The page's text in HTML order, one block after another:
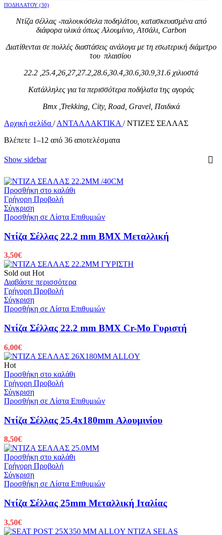
ΠΟΔΗΛΑΤΟΥ (30)
Ντίζa σέλλας -παλουκόσελα ποδηλάτου, κατασκευασμένα από
διάφορα υλικά όπως Αλουμίνιο, Ατσάλι, Carbon
Διατίθενταισε πολλές διαστάσεις ανάλογα με τη εσωτερική διάμετρο
του πλαισίου
22.2 ,25.4,26,27,27.2,28.6,30.4,30.6,30.9,31.6 χιλιοστά
Κατάλληλες για τα περισσότερα ποδήλατα της αγοράς
Bmx ,Trekking, City, Road, Gravel, Παιδικά
Αρχική σελίδα / ΑΝΤΑΛΛΑΚΤΙΚΑ / ΝΤΙΖΕΣ ΣΕΛΛΑΣ
Βλέπετε 1–12 από 36 αποτελέσματα
Show sidebar
Προσθήκη στο καλάθι
Γρήγορη Προβολή
Σύγκριση
Προσθήκη σε Λίστα Επιθυμιών
Ντίζα Σέλλας 22.2 mm BMX Μεταλλική
3,50€
Sold out Hot
Διαβάστε περισσότερα
Γρήγορη Προβολή
Σύγκριση
Προσθήκη σε Λίστα Επιθυμιών
Ντίζα Σέλλας 22.2 mm BMX Cr-Mo Γυριστή
6,00€
Hot
Προσθήκη στο καλάθι
Γρήγορη Προβολή
Σύγκριση
Προσθήκη σε Λίστα Επιθυμιών
Ντίζα Σέλλας 25.4x180mm Αλουμινίου
8,50€
Προσθήκη στο καλάθι
Γρήγορη Προβολή
Σύγκριση
Προσθήκη σε Λίστα Επιθυμιών
Ντίζα Σέλλας 25mm Μεταλλική Ιταλίας
3,50€